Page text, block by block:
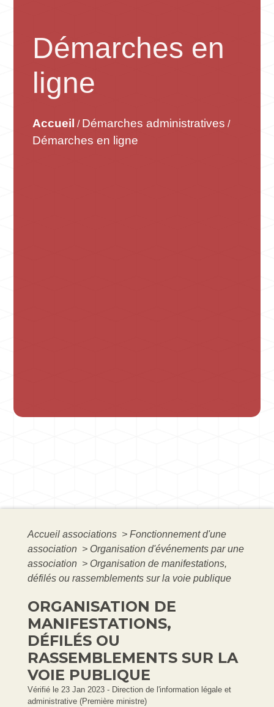
Démarches en
ligne
Accueil / Démarches administratives /
Démarches en ligne
Accueil associations > Fonctionnement d'une
association > Organisation d'événements par une
association > Organisation de manifestations,
défilés ou rassemblements sur la voie publique
ORGANISATION DE
MANIFESTATIONS,
DÉFILÉS OU
RASSEMBLEMENTS SUR LA
VOIE PUBLIQUE
Vérifié le 23 Jan 2023 - Direction de l'information légale et
administrative (Première ministre)